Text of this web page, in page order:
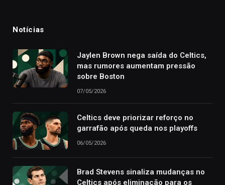
Notícias
Jaylen Brown nega saída do Celtics,
mas rumores aumentam pressão
sobre Boston
07/05/2026
Celtics deve priorizar reforço no
garrafão após queda nos playoffs
06/05/2026
Brad Stevens sinaliza mudanças no
Celtics após eliminação para os